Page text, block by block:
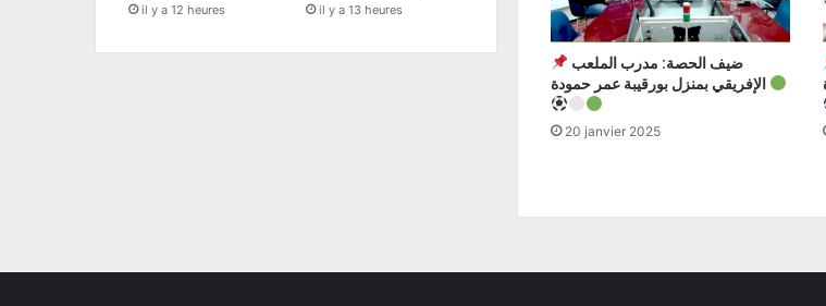
20 janvier 2025
il y a 12 heures il y a 13 heures